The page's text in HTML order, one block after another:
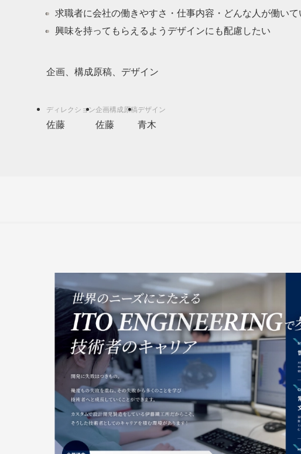
求職者に会社の働きやすさ・仕事内容・どんな人が働い
興味を持ってもらえるようデザインにも配慮したい
企画、構成原稿、デザイン
佐藤 佐藤 青木